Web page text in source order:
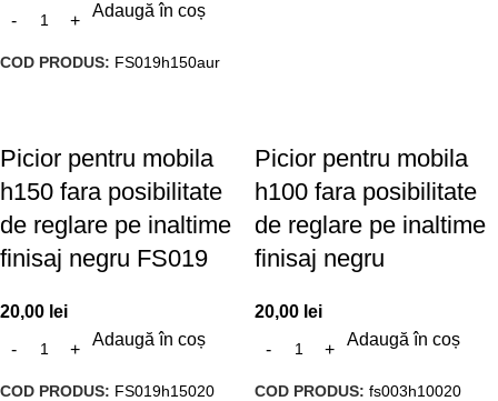
Adaugă în coș
COD PRODUS: FS019h150aur
Picior pentru mobila
h150 fara posibilitate
de reglare pe inaltime
finisaj negru FS019
20,00 lei
Adaugă în coș
COD PRODUS: FS019h15020
Picior pentru mobila
h100 fara posibilitate
de reglare pe inaltime
finisaj negru
20,00 lei
Adaugă în coș
COD PRODUS: fs003h10020